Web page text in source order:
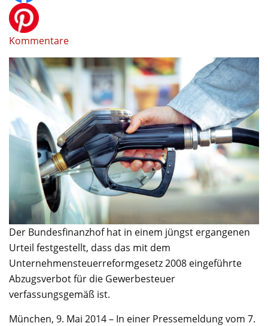
Kommentare
Der Bundesfinanzhof hat in einem jüngst ergangenen
Urteil festgestellt, dass das mit dem
Unternehmensteuerreformgesetz 2008 eingeführte
Abzugsverbot für die Gewerbesteuer
verfassungsgemäß ist.
München, 9. Mai 2014 – In einer Pressemeldung vom 7.